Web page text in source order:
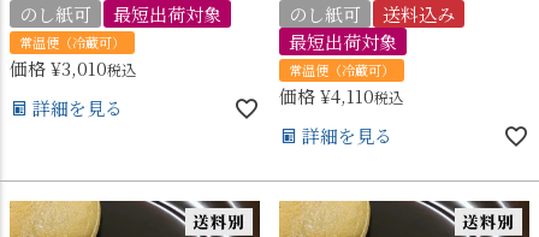
のし紙可
最短出荷対象
常温便（冷蔵可）
価格¥3,010税込
詳細を見る
のし紙可
送料込み
最短出荷対象
常温便（冷蔵可）
価格¥4,110税込
詳細を見る